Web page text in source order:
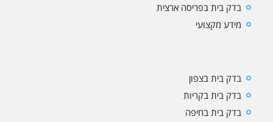
בדק בית בפריסה ארצית
מידע מקצועי
בדק בית בצפון
בדק בית בקריות
בדק בית בחיפה